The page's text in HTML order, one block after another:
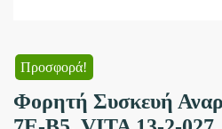
Προσφορά!
Φορητή Συσκευή